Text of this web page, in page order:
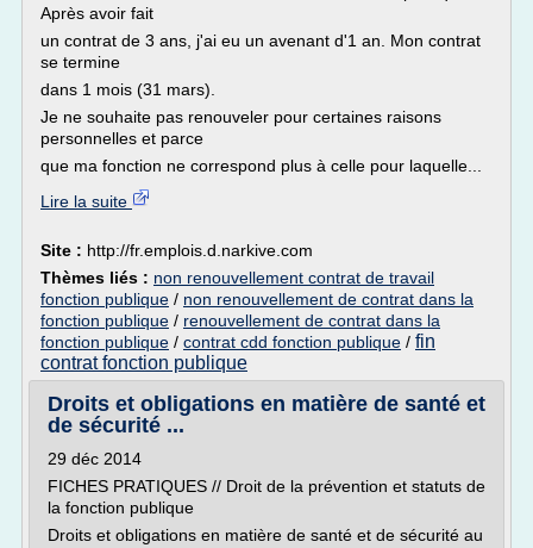
Après avoir fait
un contrat de 3 ans, j'ai eu un avenant d'1 an. Mon contrat
se termine
dans 1 mois (31 mars).
Je ne souhaite pas renouveler pour certaines raisons
personnelles et parce
que ma fonction ne correspond plus à celle pour laquelle...
Lire la suite
Site : http://fr.emplois.d.narkive.com
Thèmes liés : non renouvellement contrat de travail
fonction publique / non renouvellement de contrat dans la
fonction publique / renouvellement de contrat dans la
fonction publique / contrat cdd fonction publique / fin
contrat fonction publique
Droits et obligations en matière de santé et
de sécurité ...
29 déc 2014
FICHES PRATIQUES // Droit de la prévention et statuts de
la fonction publique
Droits et obligations en matière de santé et de sécurité au